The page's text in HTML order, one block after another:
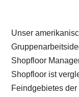
Unser
Shopfloor
Shopfloor ist
Feindgebietes